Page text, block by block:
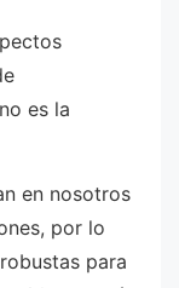
es la
en nosotros
por lo
para